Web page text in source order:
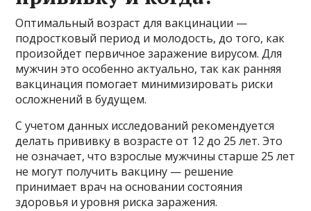
Оптимальный возраст для вакцинации —
подростковый период и молодость, до того, как
произойдет первичное заражение вирусом. Для
мужчин это особенно актуально, так как ранняя
вакцинация помогает минимизировать риски
осложнений в будущем.
С учетом данных исследований рекомендуется
делать прививку в возрасте от 12 до 25 лет. Это
не означает, что взрослые мужчины старше 25 лет
не могут получить вакцину — решение
принимает врач на основании состояния
здоровья и уровня риска заражения.